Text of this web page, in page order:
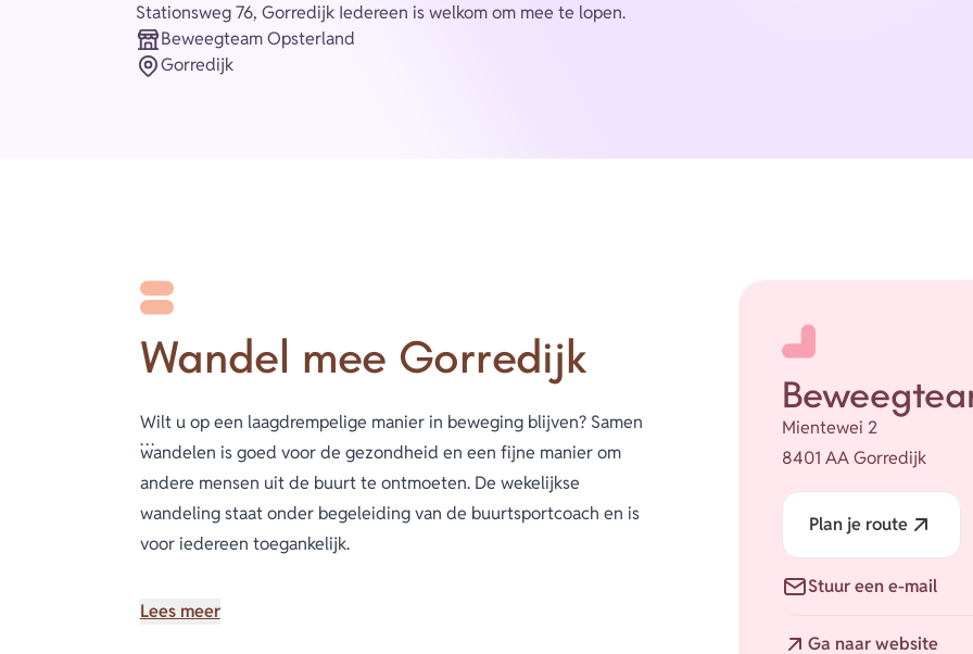
Stationsweg 76, Gorredijk Iedereen is welkom om mee te lopen.
Organisatie
Beweegteam Opsterland
PlaatsGorredijk
Wandel mee Gorredijk
Wilt u op een laagdrempelige manier in beweging blijven? Samen
wandelen is goed voor de gezondheid en een fijne manier om
andere mensen uit de buurt te ontmoeten. De wekelijkse
wandeling staat onder begeleiding van de buurtsportcoach en is
voor iedereen toegankelijk.
Na afloop is er voor de liefhebber gelegenheid om samen koffie
Lees meer
Mientewei 2
8401 AA Gorredijk
Plan je route
Stuur een e-mail
Ga naar website